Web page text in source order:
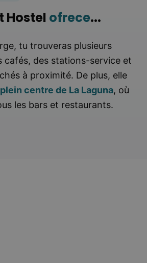
Hostel ofrece...
tu trouveras plusieurs
cafés, des stations-service et
à proximité. De plus, elle
centre de La Laguna, où
les bars et restaurants.